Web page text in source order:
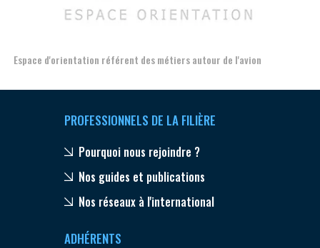
Formation et l'insertion de personnes en situation de handicap
PROFESSIONNELS DE LA FILIÈRE
Pourquoi nous rejoindre ?
Nos guides et publications
Nos réseaux à l'international
ADHÉRENTS